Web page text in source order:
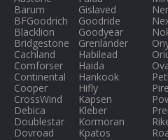
Barum
BFGoodrich
Blacklion
Bridgestone
Cachland
Comforser
Continental
Cooper
CrossWind
Debica
Doublestar
Dovroad
Gislaved
Goodride
Goodyear
Grenlander
Habilead
Haida
Hankook
Hifly
Kapsen
Kleber
Kormoran
Kpatos